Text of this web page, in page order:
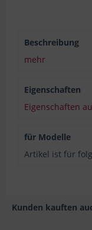
Beschreibung
mehr
Eigenschaften
Eigenschaften
für Modelle
Artikel ist für
Kunden kauften